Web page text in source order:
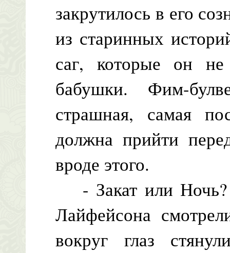
закрутилось в его
из старинных
саг, которые он
бабушки. Фим-
страшная, самая
должна прийти
вроде этого.
- Закат или Ночь?
Лайфейсона
вокруг глаз